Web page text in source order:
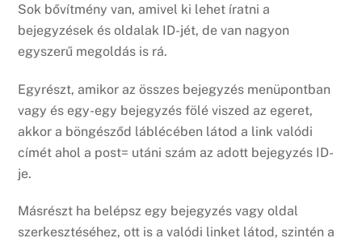
Sok bővítmény van, amivel ki lehet íratni a
bejegyzések és oldalak ID-jét, de van nagyon
egyszerű megoldás is rá.
Egyrészt, amikor az összes bejegyzés menüpontban
vagy és egy-egy bejegyzés fölé viszed az egeret,
akkor a böngésződ láblécében látod a link valódi
címét ahol a post= utáni szám az adott bejegyzés ID-
je.
Másrészt ha belépsz egy bejegyzés vagy oldal
szerkesztéséhez, ott is a valódi linket látod, szintén a